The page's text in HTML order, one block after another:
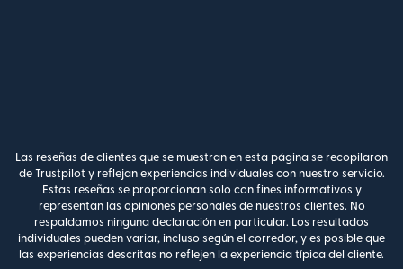
Las reseñas de clientes que se muestran en esta página se recopilaron
de Trustpilot y reflejan experiencias individuales con nuestro servicio.
Estas reseñas se proporcionan solo con fines informativos y
representan las opiniones personales de nuestros clientes. No
respaldamos ninguna declaración en particular. Los resultados
individuales pueden variar, incluso según el corredor, y es posible que
las experiencias descritas no reflejen la experiencia típica del cliente.